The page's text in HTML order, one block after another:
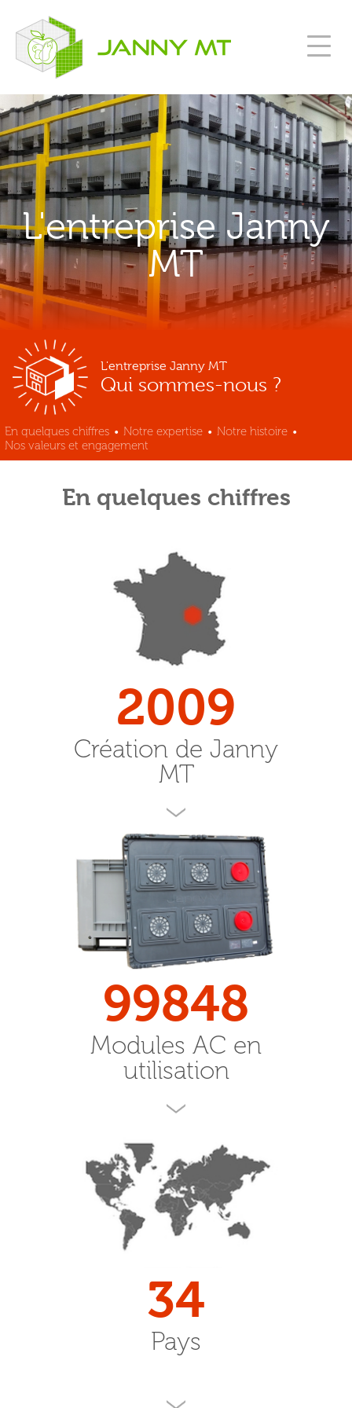
L'entreprise Janny
MT
L'entreprise Janny MT
Qui sommes-nous ?
En quelques chiffres • Notre expertise • Notre histoire •
Nos valeurs et engagement
En quelques chiffres
2009
Création de Janny
MT
stockage modulaire depuis 2009. La création
plusieurs années de recherche et
développement pour rendre l’atmosphère
contrôlée à la fois naturelle, disponible au
format caisse-palette, et utilisable pour une
large gamme de fruits et légumes.
L’expérience accumulée depuis nous permet
d’apporter à nos clients les meilleurs conseils
pour le maintien sur le long terme de la
qualité de leurs produits.
100000
Modules AC en
utilisation
La modularité de nos équipements de
structure. Depuis le lancement de l’entreprise,
plus de 100 000 modules d’atmosphère
contrôlée ont été commercialisés. Ils ont une
durée de vie de 15 ans ou plus : les tous
premiers modules vendus sont aujourd’hui
encore en utilisation chez nos clients
historiques.
35
Pays
Les multiples intérêts que combinent les